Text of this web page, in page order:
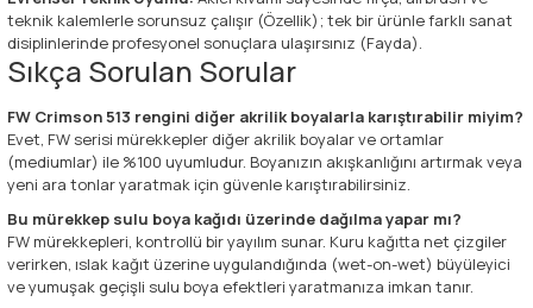
teknik kalemlerle sorunsuz çalışır (Özellik); tek bir ürünle farklı sanat
disiplinlerinde profesyonel sonuçlara ulaşırsınız (Fayda).
Sıkça Sorulan Sorular
FW Crimson 513 rengini diğer akrilik boyalarla karıştırabilir miyim?
Evet, FW serisi mürekkepler diğer akrilik boyalar ve ortamlar
(mediumlar) ile %100 uyumludur. Boyanızın akışkanlığını artırmak veya
yeni ara tonlar yaratmak için güvenle karıştırabilirsiniz.
Bu mürekkep sulu boya kağıdı üzerinde dağılma yapar mı?
FW mürekkepleri, kontrollü bir yayılım sunar. Kuru kağıtta net çizgiler
verirken, ıslak kağıt üzerine uygulandığında (wet-on-wet) büyüleyici
ve yumuşak geçişli sulu boya efektleri yaratmanıza imkan tanır.